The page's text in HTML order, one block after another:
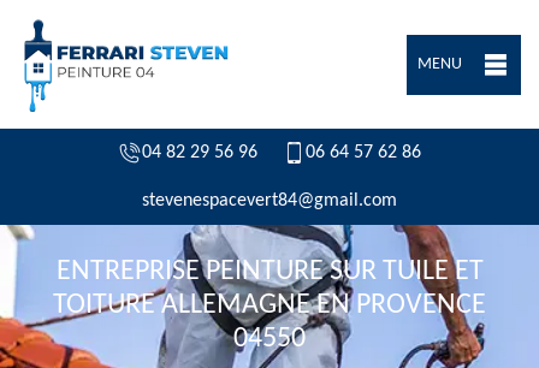
MENU
04 82 29 56 96 06 64 57 62 86
stevenespacevert84@gmail.com
ENTREPRISE PEINTURE SUR TUILE ET
TOITURE ALLEMAGNE EN PROVENCE
04550